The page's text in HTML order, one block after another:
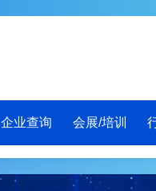
企业查询 会展/培训